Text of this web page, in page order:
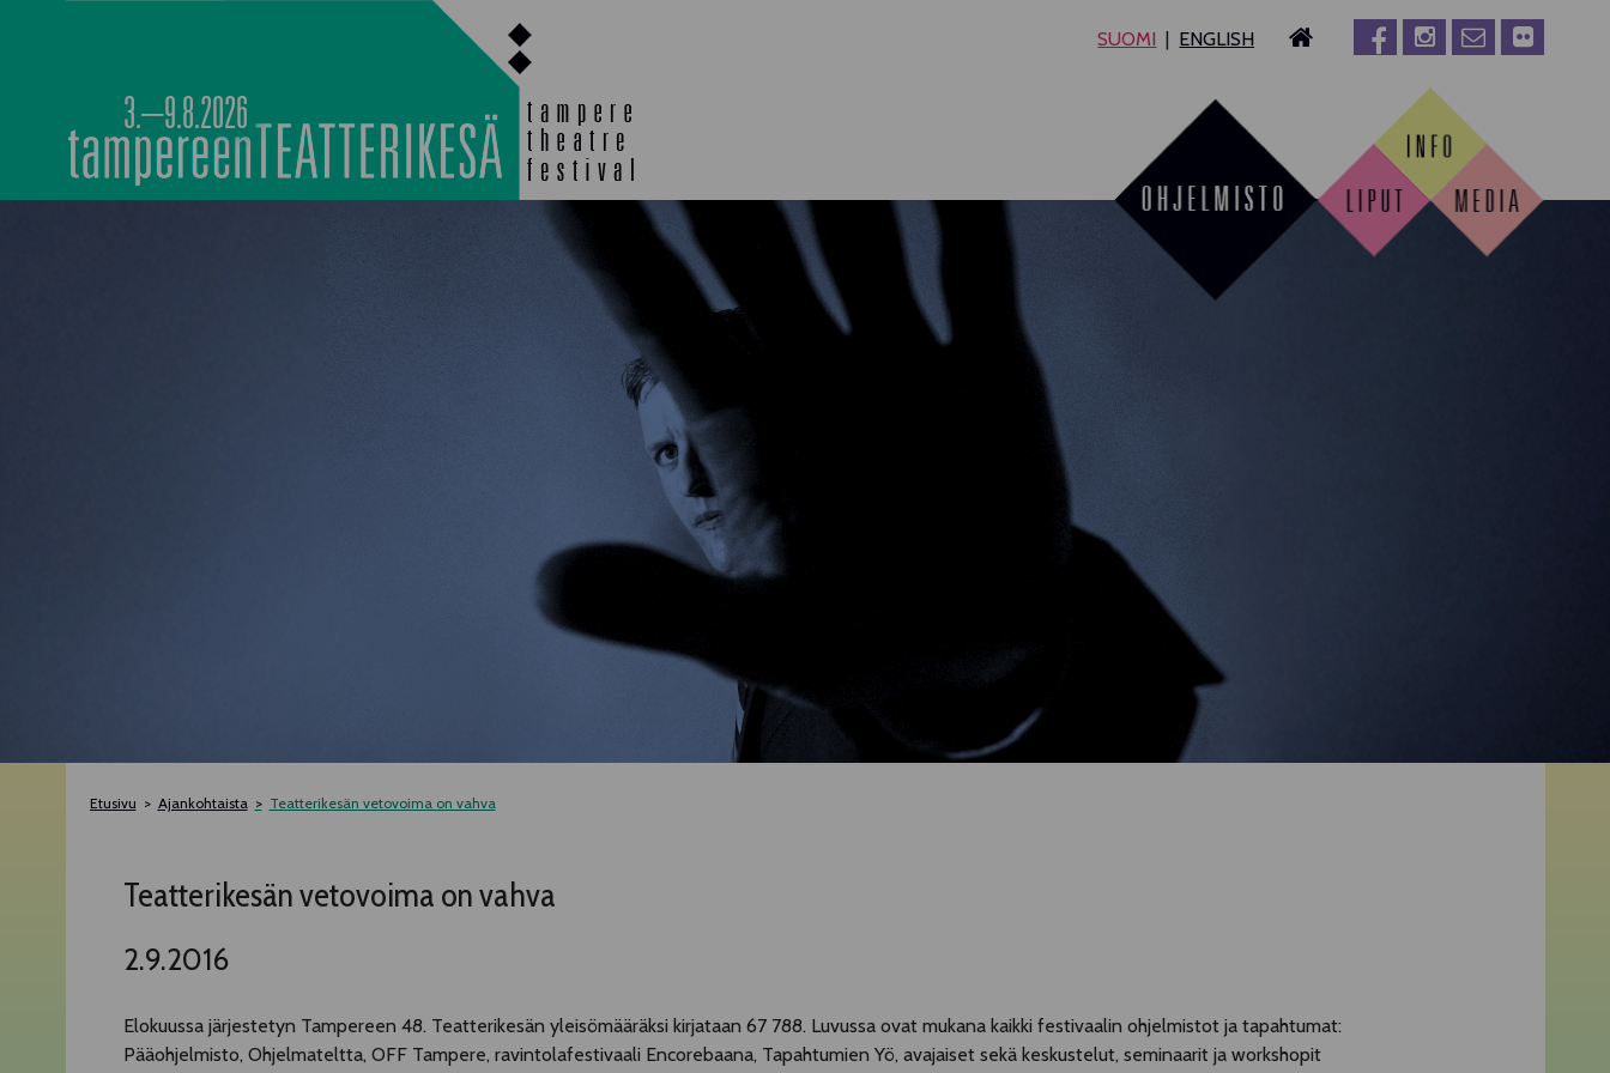
SUOMI ENGLISH
3.–9.8.2026
TELTTALAB OFF TAMPERE
MUU OHJELMISTO
Etusivu Ajankohtaista Teatterikesän vetovoima on vahva
Teatterikesän vetovoima on vahva
2.9.2016
Elokuussa järjestetyn Tampereen 48. Teatterikesän yleisömääräksi kirjataan 67 788. Luvussa ovat mukana kaikki festivaalin ohjelmistot ja tapahtumat:
Pääohjelmisto, Ohjelmateltta, OFF Tampere, ravintolafestivaali Encorebaana, Tapahtumien Yö, avajaiset sekä keskustelut, seminaarit ja workshopit